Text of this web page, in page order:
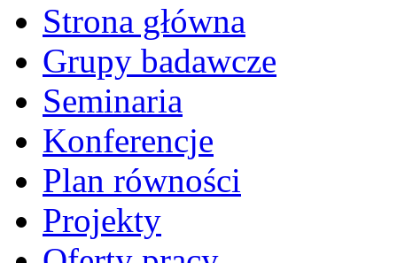
Strona główna
Grupy badawcze
Seminaria
Konferencje
Plan równości
Projekty